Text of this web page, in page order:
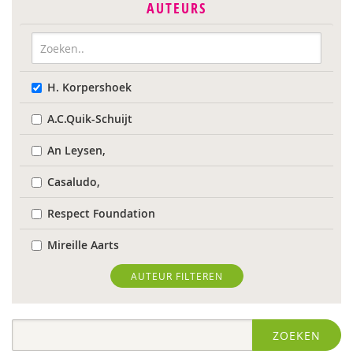
AUTEURS
H. Korpershoek
A.C.Quik-Schuijt
An Leysen,
Casaludo,
Respect Foundation
Mireille Aarts
Marijke Adema
Ilse Aerden
AUTEUR FILTEREN
ZOEKEN